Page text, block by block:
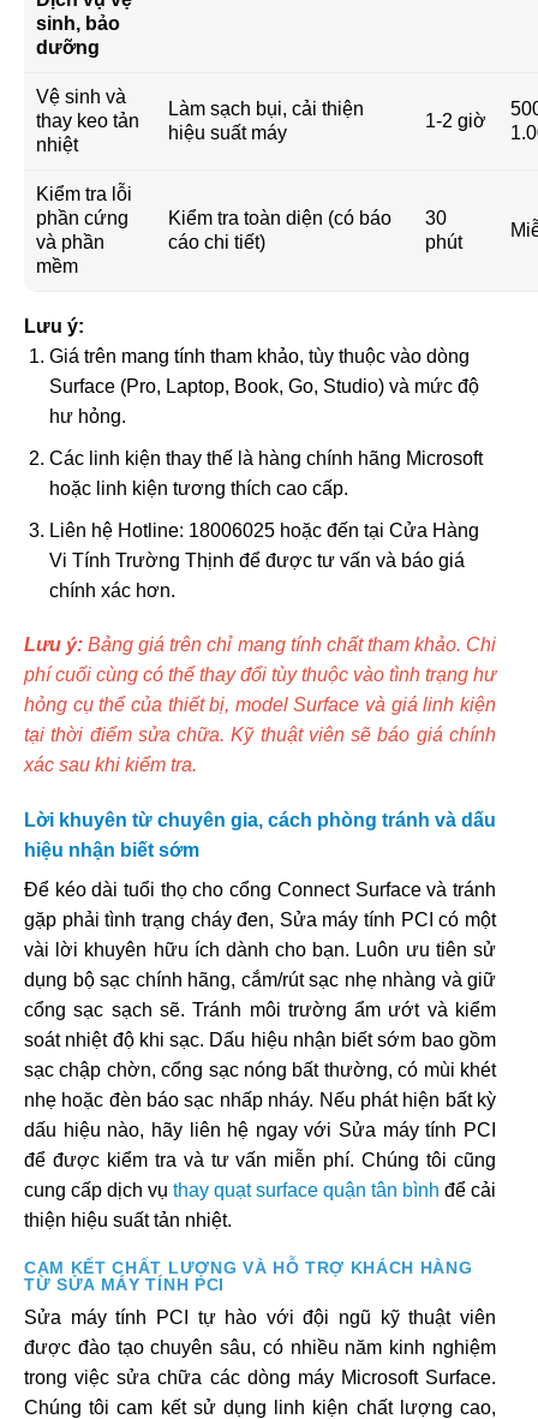
sinh, bảo
dưỡng
Vệ sinh và
thay keo tản
nhiệt
Làm sạch bụi, cải thiện
hiệu suất máy
1-2 giờ
Kiểm tra lỗi
phần cứng
và phần
mềm
Kiểm tra toàn diện (có báo
cáo chi tiết)
30
phút
Lưu ý:
Giá trên mang tính tham khảo, tùy thuộc vào dòng
Surface (Pro, Laptop, Book, Go, Studio) và mức độ
hư hỏng.
Các linh kiện thay thế là hàng chính hãng Microsoft
hoặc linh kiện tương thích cao cấp.
Liên hệ Hotline: 18006025 hoặc đến tại Cửa Hàng
Vi Tính Trường Thịnh để được tư vấn và báo giá
chính xác hơn.
Lưu ý: Bảng giá trên chỉ mang tính chất tham khảo. Chi
phí cuối cùng có thể thay đổi tùy thuộc vào tình trạng hư
hỏng cụ thể của thiết bị, model Surface và giá linh kiện
tại thời điểm sửa chữa. Kỹ thuật viên sẽ báo giá chính
xác sau khi kiểm tra.
Lời khuyên từ chuyên gia, cách phòng tránh và dấu
hiệu nhận biết sớm
Để kéo dài tuổi thọ cho cổng Connect Surface và tránh
gặp phải tình trạng cháy đen, Sửa máy tính PCI có một
vài lời khuyên hữu ích dành cho bạn. Luôn ưu tiên sử
dụng bộ sạc chính hãng, cắm/rút sạc nhẹ nhàng và giữ
cổng sạc sạch sẽ. Tránh môi trường ẩm ướt và kiểm
soát nhiệt độ khi sạc. Dấu hiệu nhận biết sớm bao gồm
sạc chập chờn, cổng sạc nóng bất thường, có mùi khét
nhẹ hoặc đèn báo sạc nhấp nháy. Nếu phát hiện bất kỳ
dấu hiệu nào, hãy liên hệ ngay với Sửa máy tính PCI
để được kiểm tra và tư vấn miễn phí. Chúng tôi cũng
cung cấp dịch vụ thay quạt surface quận tân bình để cải
thiện hiệu suất tản nhiệt.
CAM KẾT CHẤT LƯỢNG VÀ HỖ TRỢ KHÁCH HÀNG
TỪ SỬA MÁY TÍNH PCI
Sửa máy tính PCI tự hào với đội ngũ kỹ thuật viên
được đào tạo chuyên sâu, có nhiều năm kinh nghiệm
trong việc sửa chữa các dòng máy Microsoft Surface.
Chúng tôi cam kết sử dụng linh kiện chất lượng cao,